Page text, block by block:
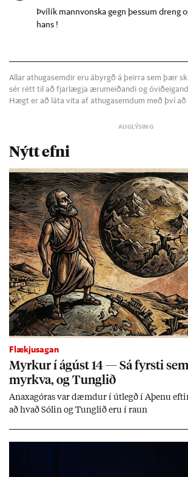
Þvílík mannvonska gegn þessum dreng
hans !
Allar athugasemdir eru ábyrgð á þeirra sem þær
sér rétt til að fjarlægja ærumeiðandi og
Hægt er að láta vita af athugasemdum með því að
Nýtt efni
Flækjusagan
Myrk­ur í ág­úst 14 — Sá fyrsti
myrkva, og Tungl­ið
An­axagór­as var dæmd­ur í út­legð í Aþenu
að hvað Sól­in og Tungl­ið eru í raun